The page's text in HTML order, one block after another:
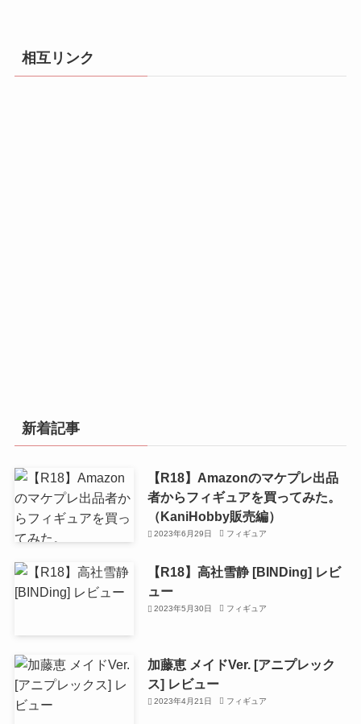
相互リンク
新着記事
【R18】Amazonのマケプレ出品
者からフィギュアを買ってみた。
（KaniHobby販売編）
2023年6月29日 フィギュア
【R18】高社雪静 [BINDing] レビ
ュー
2023年5月30日 フィギュア
加藤恵 メイドVer. [アニプレック
ス] レビュー
2023年4月21日 フィギュア